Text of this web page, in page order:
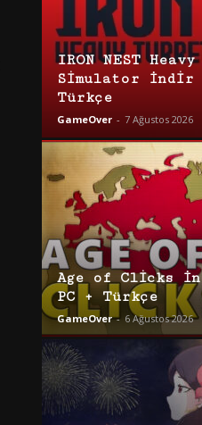
IRON NEST
Simulator İndir
Türkçe
GameOver - 7 Ağustos 2026
Age of Clicks
PC + Türkçe
GameOver - 6 Ağustos 2026